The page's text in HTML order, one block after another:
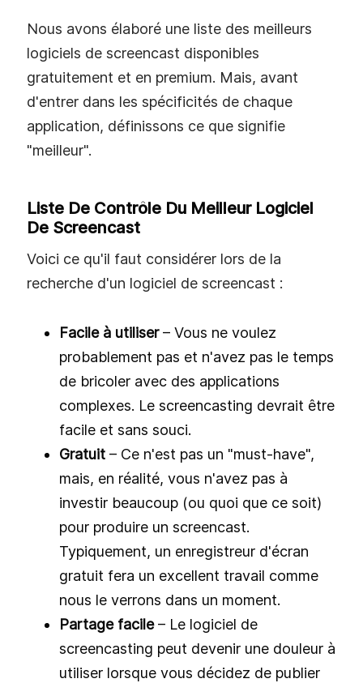
Nous avons élaboré une liste des meilleurs
logiciels de screencast disponibles
gratuitement et en premium. Mais, avant
d'entrer dans les spécificités de chaque
application, définissons ce que signifie
"meilleur".
Liste De Contrôle Du Meilleur Logiciel
De Screencast
Voici ce qu'il faut considérer lors de la
recherche d'un logiciel de screencast :
Facile à utiliser– Vous ne voulez
probablement pas et n'avez pas le temps
de bricoler avec des applications
complexes. Le screencasting devrait être
facile et sans souci.
Gratuit – Ce n'est pas un "must-have",
mais, en réalité, vous n'avez pas à
investir beaucoup (ou quoi que ce soit)
pour produire un screencast.
Typiquement, un enregistreur d'écran
gratuit fera un excellent travail comme
nous le verrons dans un moment.
Partage facile– Le logiciel de
screencasting peut devenir une douleur à
utiliser lorsque vous décidez de publier